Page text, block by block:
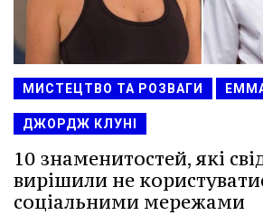
МИСТЕЦТВО ТА РОЗВАГИ
ДЖОРДЖ КЛУНІ
10 знаменитостей, які
вирішили не
соціальними мережами